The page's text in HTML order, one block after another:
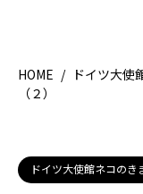
地域別ガイド
HOME / ドイツ大使
（２）
ドイツ大使館ネコのき